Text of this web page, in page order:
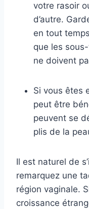
votre rasoir
d’autre.
en tout
que les
ne doivent
Si vous êtes
peut être
peuvent se
plis de la
Il est naturel de
remarquez une
région vaginale.
croissance